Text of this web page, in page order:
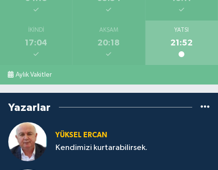
İKINDI
17:04
AKŞAM
20:18
YATSI
21:52
Aylık Vakitler
Yazarlar
YÜKSEL ERCAN
Kendimizi kurtarabilirsek.